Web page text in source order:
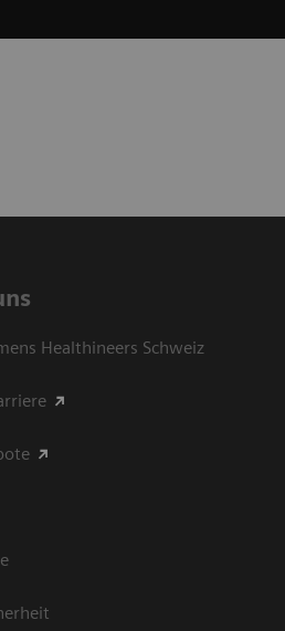
Healthineers Schweiz